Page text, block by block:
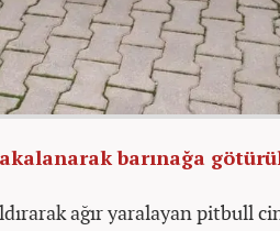
barınağa
ağır yaralayan pitbull